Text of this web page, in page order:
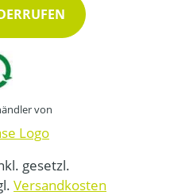
von
gesetzl.
Versandkosten